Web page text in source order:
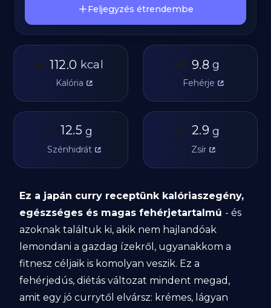
Feljegyzés étrendembe
🔥 112.0 kcal
Kalória
🥩 9.8 g
Fehérje
🥔 12.5 g
Szénhidrát
🫒 2.9 g
Zsír
Ez a japán curry receptünk kalóriaszegény,
egészséges és magas fehérjetartalmú - és
azoknak találtuk ki, akik nem hajlandóak
lemondani a gazdag ízekről, ugyanakkom a
fitnesz céljaik is komolyan veszik. Ez a
fehérjedús, diétás változat mindent megad,
amit egy jó currytől elvársz: krémes, lágyan